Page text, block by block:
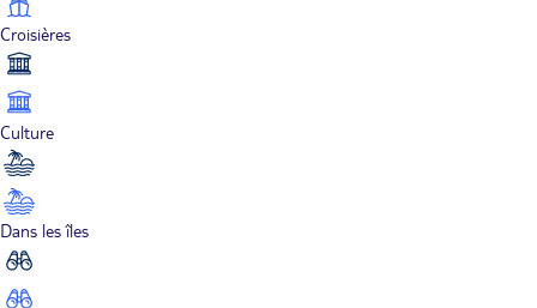
Croisières
Culture
Dans les îles